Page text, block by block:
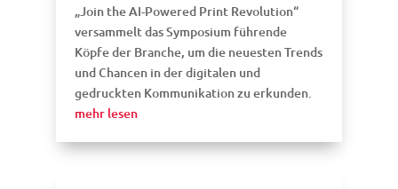
„Join the AI-Powered Print Revolution“
versammelt das Symposium führende
Köpfe der Branche, um die neuesten Trends
und Chancen in der digitalen und
gedruckten Kommunikation zu erkunden.
mehr lesen